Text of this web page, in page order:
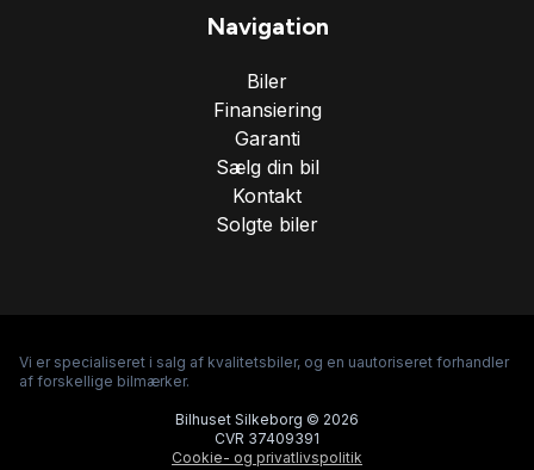
Navigation
Biler
Finansiering
Garanti
Sælg din bil
Kontakt
Solgte biler
Vi er specialiseret i salg af kvalitetsbiler, og en uautoriseret forhandler
af forskellige bilmærker.
Bilhuset Silkeborg © 2026
CVR 37409391
Cookie- og privatlivspolitik